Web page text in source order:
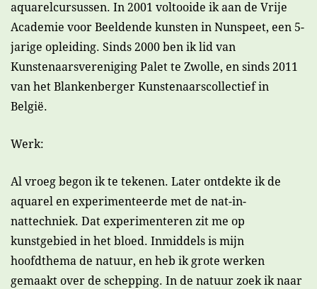
aquarelcursussen. In 2001 voltooide ik aan de Vrije
Academie voor Beeldende kunsten in Nunspeet, een 5-
jarige opleiding. Sinds 2000 ben ik lid van
Kunstenaarsvereniging Palet te Zwolle, en sinds 2011
van het Blankenberger Kunstenaarscollectief in
België.
Werk:
Al vroeg begon ik te tekenen. Later ontdekte ik de
aquarel en experimenteerde met de nat-in-
nattechniek. Dat experimenteren zit me op
kunstgebied in het bloed. Inmiddels is mijn
hoofdthema de natuur, en heb ik grote werken
gemaakt over de schepping. In de natuur zoek ik naar